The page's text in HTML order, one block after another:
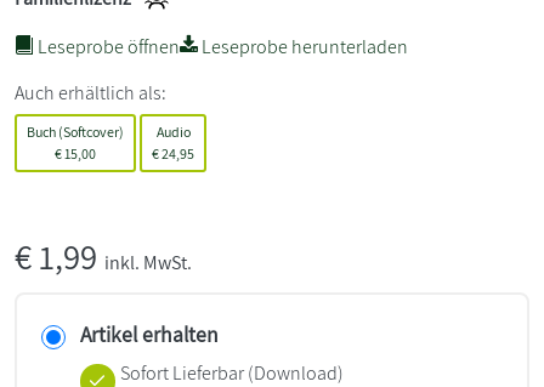
Leseprobe öffnen
Leseprobe herunterladen
Auch erhältlich als:
Buch (Softcover)
€ 15,00
Audio
€24,95
€1,99 inkl. MwSt.
Artikel erhalten
Sofort Lieferbar (Download)